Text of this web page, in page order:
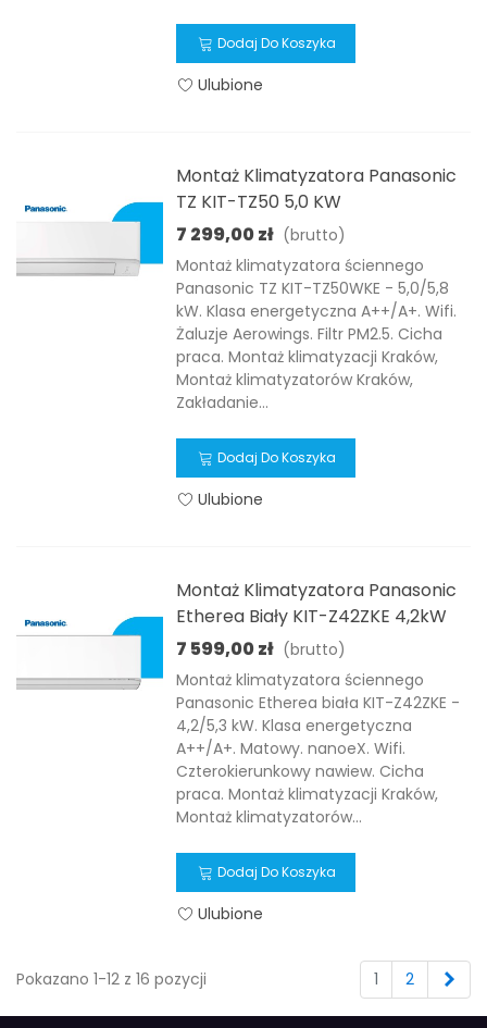
Dodaj Do Koszyka
Ulubione
Montaż Klimatyzatora Panasonic
TZ KIT-TZ50 5,0 KW
7 299,00 zł (brutto)
Montaż klimatyzatora ściennego
Panasonic TZ KIT-TZ50WKE - 5,0/5,8
kW. Klasa energetyczna A++/A+. Wifi.
Żaluzje Aerowings. Filtr PM2.5. Cicha
praca. Montaż klimatyzacji Kraków,
Montaż klimatyzatorów Kraków,
Zakładanie...
Dodaj Do Koszyka
Ulubione
Montaż Klimatyzatora Panasonic
Etherea Biały KIT-Z42ZKE 4,2kW
7 599,00 zł (brutto)
Montaż klimatyzatora ściennego
Panasonic Etherea biała KIT-Z42ZKE -
4,2/5,3 kW. Klasa energetyczna
A++/A+. Matowy. nanoeX. Wifi.
Czterokierunkowy nawiew. Cicha
praca. Montaż klimatyzacji Kraków,
Montaż klimatyzatorów...
Dodaj Do Koszyka
Ulubione
Pokazano 1-12 z 16 pozycji 1 2